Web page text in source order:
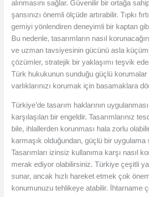
alınmasını sağlar. Güvenilir bir ortağa
şansınızı önemli ölçüde artırabilir. Tıpkı
gemiyi yönlendiren deneyimli bir kaptan
Bu nedenle, tasarımların nasıl
ve uzman tavsiyesinin gücünü asla
çözümler, stratejik bir yaklaşımı teşvik
Türk hukukunun sunduğu güçlü korumalar
varlıklarınızı korumak için basamaklara
Türkiye’de tasarım haklarının uygulanması
karşılaşılan bir engeldir. Tasarımlarınız
bile, ihlallerden korunması hala zorlu
karmaşık olduğundan, güçlü bir uygulama
Tasarımları izinsiz kullanıma karşı nasıl
merak ediyor olabilirsiniz. Türkiye çeşitli
sunar, ancak hızlı hareket etmek çok
konumunuzu tehlikeye atabilir. İhtarname